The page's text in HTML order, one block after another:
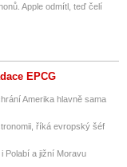
Apple odmítl, teď čelí
EPCG
Amerika hlavně sama
říká evropský šéf
Polabí a jižní Moravu